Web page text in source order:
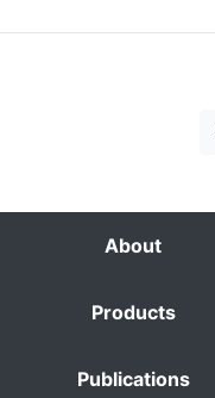
About
Products
Publications